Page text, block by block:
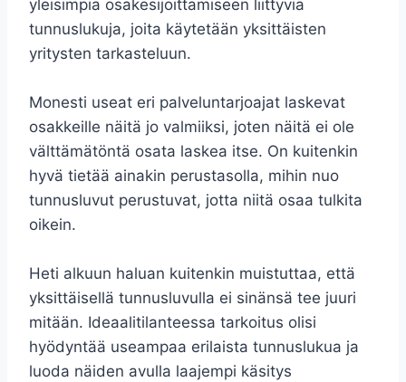
yleisimpiä osakesijoittamiseen liittyviä
tunnuslukuja, joita käytetään yksittäisten
yritysten tarkasteluun.
Monesti useat eri palveluntarjoajat laskevat
osakkeille näitä jo valmiiksi, joten näitä ei ole
välttämätöntä osata laskea itse. On kuitenkin
hyvä tietää ainakin perustasolla, mihin nuo
tunnusluvut perustuvat, jotta niitä osaa tulkita
oikein.
Heti alkuun haluan kuitenkin muistuttaa, että
yksittäisellä tunnusluvulla ei sinänsä tee juuri
mitään. Ideaalitilanteessa tarkoitus olisi
hyödyntää useampaa erilaista tunnuslukua ja
luoda näiden avulla laajempi käsitys